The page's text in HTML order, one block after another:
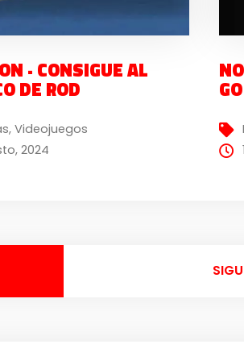
· CONSIGUE AL
DE ROD
, Videojuegos
2024